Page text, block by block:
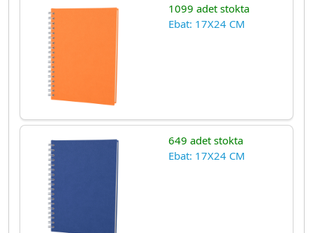
1099 adet stokta
Ebat: 17X24 CM
649 adet stokta
Ebat: 17X24 CM